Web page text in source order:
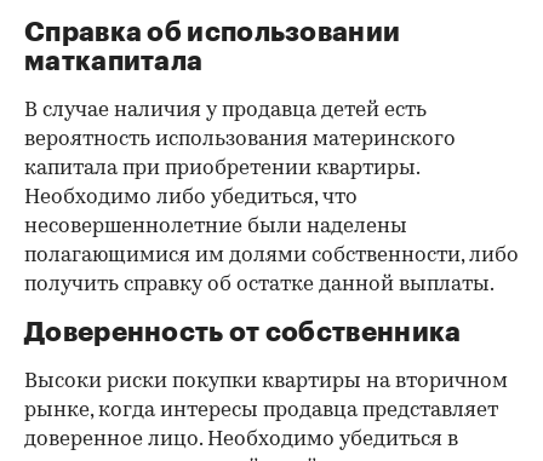
Справка об использовании
маткапитала
В случае наличия у продавца детей есть
вероятность использования материнского
капитала при приобретении квартиры.
Необходимо либо убедиться, что
несовершеннолетние были наделены
полагающимися им долями собственности, либо
получить справку об остатке данной выплаты.
Доверенность от собственника
Высоки риски покупки квартиры на вторичном
рынке, когда интересы продавца представляет
доверенное лицо. Необходимо убедиться в